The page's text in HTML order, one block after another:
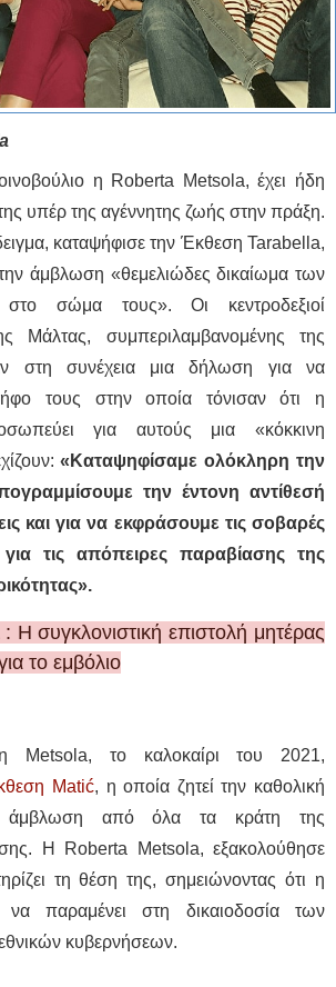
η Roberta Metsola, έχει ήδη
της υπέρ της αγέννητης ζωής στην πράξη.
καταψήφισε την Έκθεση Tarabella,
άμβλωση «θεμελιώδες δικαίωμα των
σώμα τους». Οι κεντροδεξιοί
Μάλτας, συμπεριλαμβανομένης της
στη συνέχεια μια δήλωση για να
τους στην οποία τόνισαν ότι η
για αυτούς μια «κόκκινη
«Καταψηφίσαμε ολόκληρη την
την έντονη αντίθεσή
και για να εκφράσουμε τις σοβαρές
για τις απόπειρες παραβίασης της
συγκλονιστική επιστολή μητέρας
το εμβόλιο
Metsola, το καλοκαίρι του 2021,
Matić, η οποία ζητεί την καθολική
άμβλωση από όλα τα κράτη της
Η Roberta Metsola, εξακολούθησε
τη θέση της, σημειώνοντας ότι η
παραμένει στη δικαιοδοσία των
κυβερνήσεων.